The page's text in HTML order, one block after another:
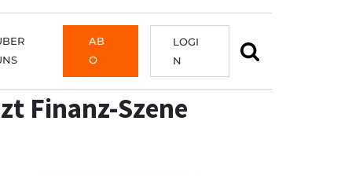
AB
O
LOGI
N
Finanz-Szene